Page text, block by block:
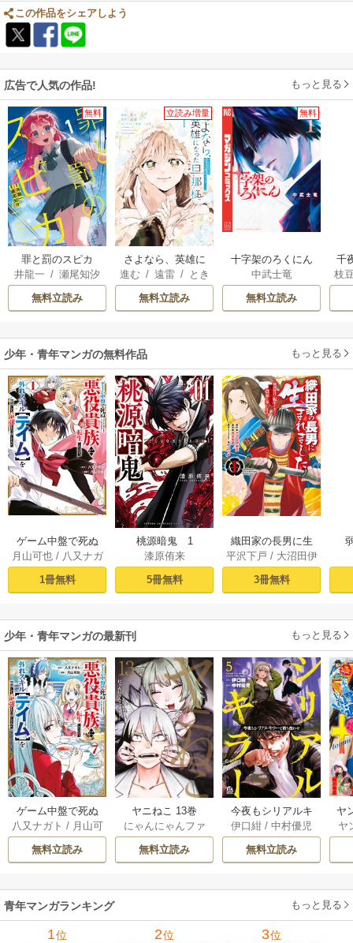
この作品をシェアしよう
広告で人気の作品! もっと見る
無料
罪と罰のスピカ
井龍一 /瀬尾知汐
無料立読み
立読み増量
さよなら、英雄に
なった旦那様 ～
ただ祈るだけの役
立たずな妻のはず
進む / 遠雷/ とき
間
無料立読み
無料
十字架のろくにん
中武士竜
無料立読み
千
国
枝
少年・青年マンガの無料作品 もっと見る
ゲーム中盤で死ぬ
悪役貴族に転生し
たので、外れスキ
ル【テイム】を駆
してみた（１）
月山可也/ 八又ナガ
ト
1冊無料
桃源暗鬼 1
漆原侑来
5冊無料
織田家の長男に生
まれました～戦国
時代に転生したけ
ど、死にたくない
ます～ 1
平沢下戸 / 大沼田伊
/逸見兎歌
3冊無料
少年・青年マンガの最新刊 もっと見る
ゲーム中盤で死ぬ
悪役貴族に転生し
たので、外れスキ
ル【テイム】を駆
してみた 7巻
八又ナガト / 月山可
也
無料立読み
ヤニねこ 13巻
にゃんにゃんファ
クトリー
無料立読み
今夜もシリアルキ
ラーと待ち合わせ 5
巻
伊口紺 /中村優児
無料立読み
ヤ
ヤ
青年マンガランキング もっと見る
1位 2位 3位